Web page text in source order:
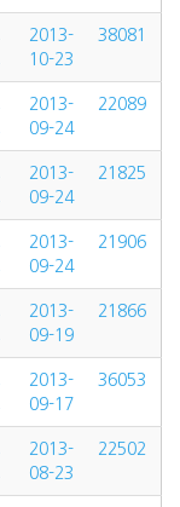
2013-
10-23
38081
2013-
09-24
22089
2013-
09-24
21825
2013-
09-24
21906
2013-
09-19
21866
2013-
09-17
36053
2013-
08-23
22502